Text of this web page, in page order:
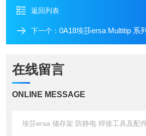
返回列表
下一个： 0A18埃莎ersa Multitip 系
在线留言
ONLINE MESSAGE